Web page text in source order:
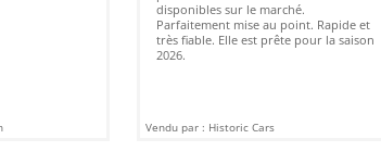
disponibles sur le marché.
Parfaitement mise au point. Rapide et
très fiable. Elle est prête pour la saison
2026.
Vendu par : Historic Cars